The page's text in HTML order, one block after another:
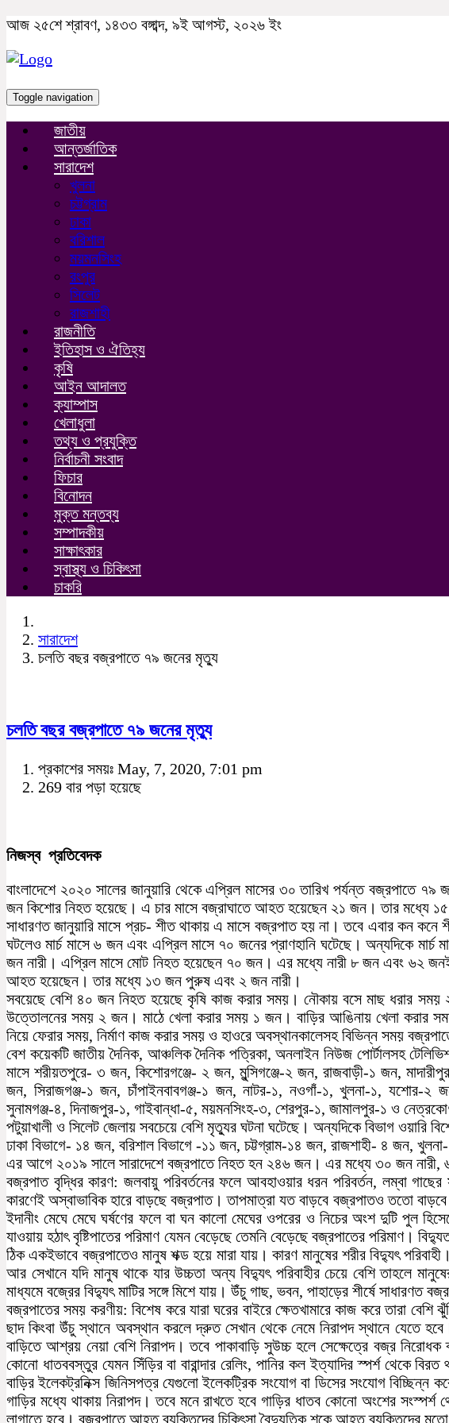
আজ ২৫শে শ্রাবণ, ১৪৩৩ বঙ্গাব্দ, ৯ই আগস্ট, ২০২৬ ইং
Toggle navigation
জাতীয়
আন্তর্জাতিক
সারাদেশ
খুলনা
চট্টগ্রাম
ঢাকা
বরিশাল
ময়মনসিংহ
রংপুর
সিলেট
রাজশাহী
রাজনীতি
ইতিহাস ও ঐতিহ্য
কৃষি
আইন আদালত
ক্যাম্পাস
খেলাধুলা
তথ্য ও প্রযুক্তি
নির্বাচনী সংবাদ
ফিচার
বিনোদন
মুক্ত মন্তব্য
সম্পাদকীয়
সাক্ষাৎকার
স্বাস্থ্য ও চিকিৎসা
চাকরি
সারাদেশ
চলতি বছর বজ্রপাতে ৭৯ জনের মৃত্যু
চলতি বছর বজ্রপাতে ৭৯ জনের মৃত্যু
প্রকাশের সময়ঃ May, 7, 2020, 7:01 pm
269 বার পড়া হয়েছে
নিজস্ব প্রতিবেদক
বাংলাদেশে ২০২০ সালের জানুয়ারি থেকে এপ্রিল মাসের ৩০ তারিখ পর্যন্ত
জন কিশোর নিহত হয়েছে। এ চার মাসে বজ্রাঘাতে আহত হয়েছেন ২১ জন। তার মধ্যে
সাধারণত জানুয়ারি মাসে প্রচ- শীত থাকায় এ মাসে বজ্রপাত হয় না। তবে এবার কন
ঘটলেও মার্চ মাসে ৬ জন এবং এপ্রিল মাসে ৭০ জনের প্রাণহানি ঘটেছে। অন্যদিকে
জন নারী। এপ্রিল মাসে মোট নিহত হয়েছেন ৭০ জন। এর মধ্যে নারী ৮ জন এবং ৬২
আহত হয়েছেন। তার মধ্যে ১৩ জন পুরুষ এবং ২ জন নারী।
সবয়েছে বেশি ৪০ জন নিহত হয়েছে কৃষি কাজ করার সময়। নৌকায় বসে মাছ
উত্তোলনের সময় ২ জন। মাঠে খেলা করার সময় ১ জন। বাড়ির আঙিনায় খেলা করার
নিয়ে ফেরার সময়, নির্মাণ কাজ করার সময় ও হাওরে অবস্থানকালেসহ বিভিন্ন সময়
বেশ কয়েকটি জাতীয় দৈনিক, আঞ্চলিক দৈনিক পত্রিকা, অনলাইন নিউজ পোর্টালসহ
মাসে শরীয়তপুরে- ৩ জন, কিশোরগঞ্জে- ২ জন, মুন্সিগঞ্জে-২ জন, রাজবাড়ী-১ জন,
জন, সিরাজগঞ্জ-১ জন, চাঁপাইনবাবগঞ্জ-১ জন, নাটর-১, নওগাঁ-১, খুলনা-১, যশোর-২
সুনামগঞ্জ-৪, দিনাজপুর-১, গাইবান্ধা-৫, ময়মনসিংহ-৩, শেরপুর-১, জামালপুর-১ ও
পটুয়াখালী ও সিলেট জেলায় সবচেয়ে বেশি মৃত্যুর ঘটনা ঘটেছে। অন্যদিকে বিভাগ ওয়ারি
ঢাকা বিভাগে- ১৪ জন, বরিশাল বিভাগে -১১ জন, চট্টগ্রাম-১৪ জন, রাজশাহী- ৪ জন,
এর আগে ২০১৯ সালে সারাদেশে বজ্রপাতে নিহত হন ২৪৬ জন। এর মধ্যে ৩০ জন
বজ্রপাত বৃদ্ধির কারণ: জলবায়ু পরিবর্তনের ফলে আবহাওয়ার ধরন পরিবর্তন, লম্বা
কারণেই অস্বাভাবিক হারে বাড়ছে বজ্রপাত। তাপমাত্রা যত বাড়বে বজ্রপাতও ততো
ইদানীং মেঘে মেঘে ঘর্ষণের ফলে বা ঘন কালো মেঘের ওপরের ও নিচের অংশ দুটি পুল
যাওয়ায় হঠাৎ বৃষ্টিপাতের পরিমাণ যেমন বেড়েছে তেমনি বেড়েছে বজ্রপাতের পরিমাণ।
ঠিক একইভাবে বজ্রপাতেও মানুষ শক্ড হয়ে মারা যায়। কারণ মানুষের শরীর বিদ্যুৎ
আর সেখানে যদি মানুষ থাকে যার উচ্চতা অন্য বিদ্যুৎ পরিবাহীর চেয়ে বেশি তাহলে
মাধ্যমে বজ্রের বিদ্যুৎ মাটির সঙ্গে মিশে যায়। উঁচু গাছ, ভবন, পাহাড়ের শীর্ষে
বজ্রপাতের সময় করণীয়: বিশেষ করে যারা ঘরের বাইরে ক্ষেতখামারে কাজ করে তারা
ছাদ কিংবা উঁচু স্থানে অবস্থান করলে দ্রুত সেখান থেকে নেমে নিরাপদ স্থানে যেতে
বাড়িতে আশ্রয় নেয়া বেশি নিরাপদ। তবে পাকাবাড়ি সুউচ্চ হলে সেক্ষেত্রে বজ্র
কোনো ধাতববস্তুর যেমন সিঁড়ির বা বারান্দার রেলিং, পানির কল ইত্যাদির স্পর্শ থেকে
বাড়ির ইলেকট্রনিক্স জিনিসপত্র যেগুলো ইলেকট্রিক সংযোগ বা ডিসের সংযোগ বিচ্ছিন্ন
গাড়ির মধ্যে থাকায় নিরাপদ। তবে মনে রাখতে হবে গাড়ির ধাতব কোনো অংশের
লাগাতে হবে। বজ্রপাতে আহত ব্যক্তিদের চিকিৎসা বৈদ্যুতিক শকে আহত ব্যক্তিদের